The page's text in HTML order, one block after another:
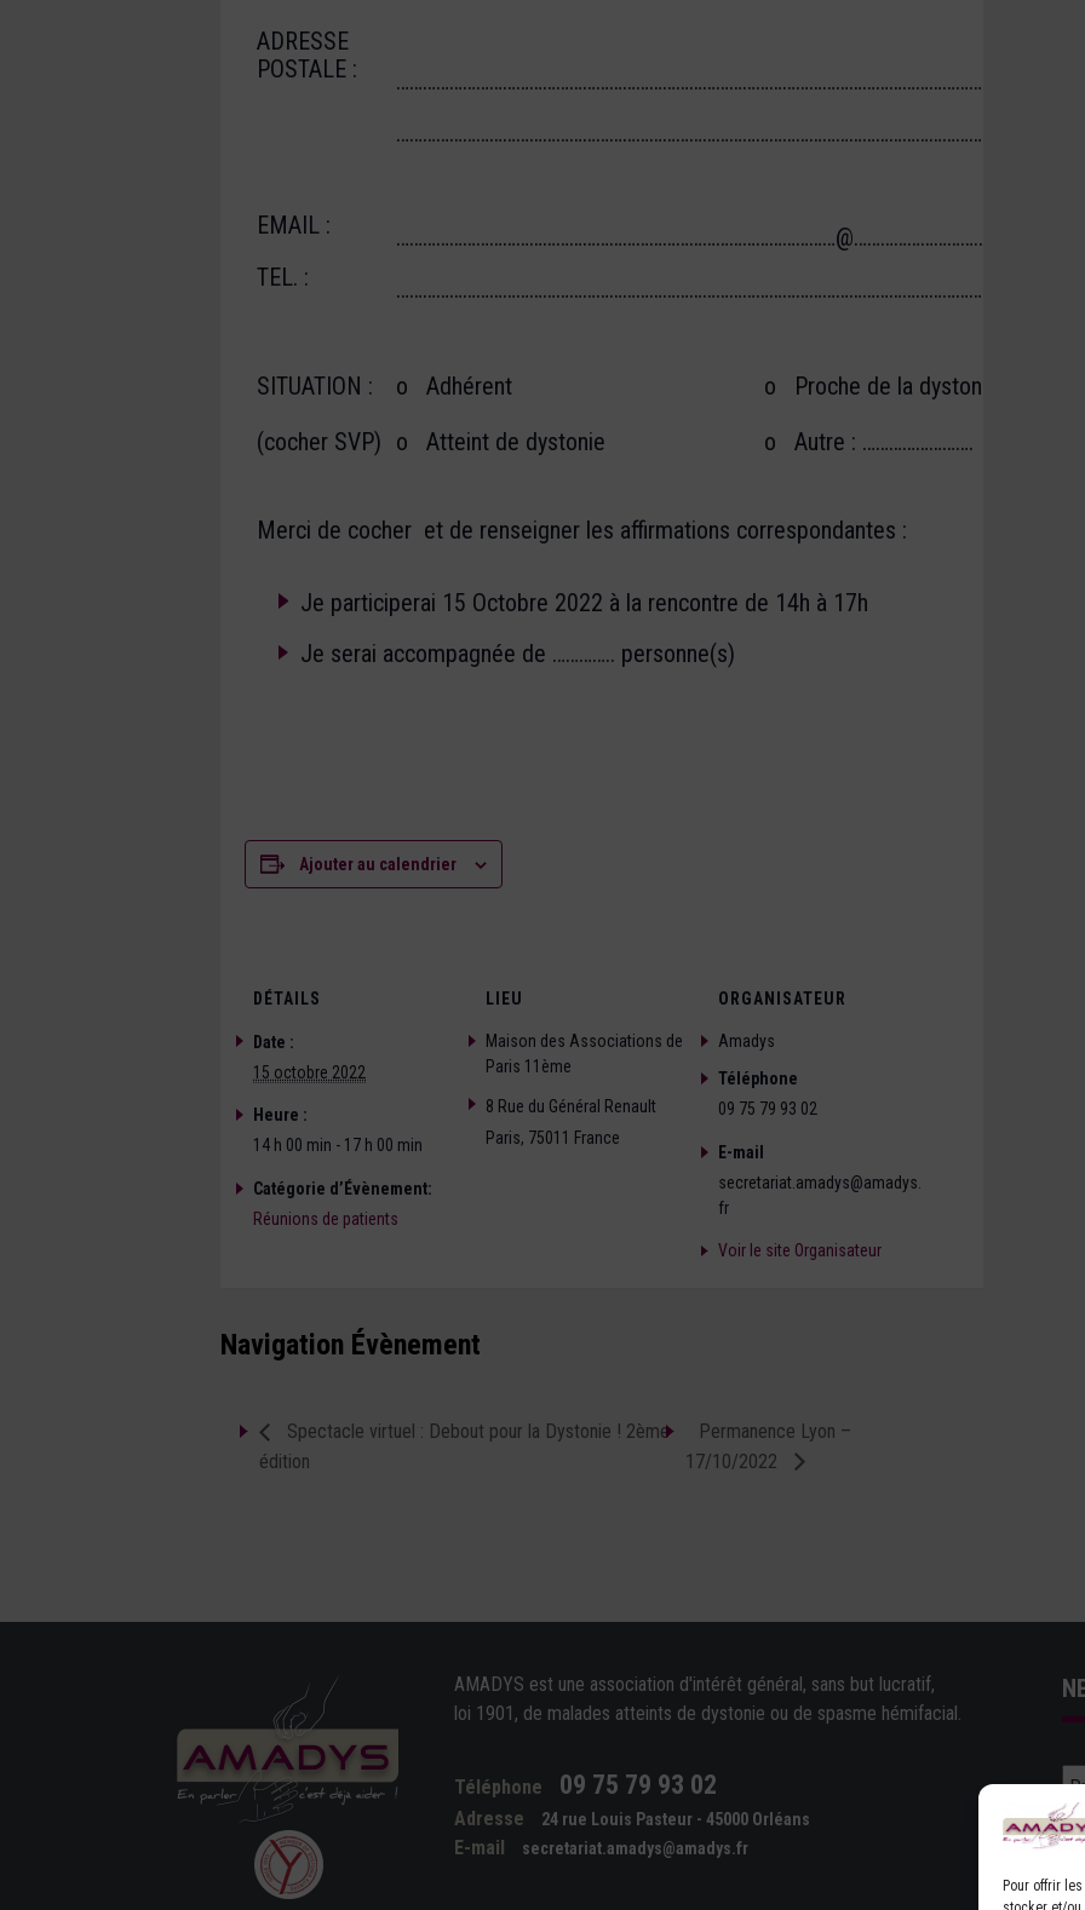
Pour offrir
ADRESSE
POSTALE :
EMAIL :
TEL. :
SITUATION :
(cocher SVP)
o Adhérent
o Atteint de dystonie
o Proche de la dystonie
o Autre : …………………….
Merci de cocher et de renseigner les affirmations correspondantes :
Je participerai 15 Octobre 2022 à la rencontre de 14h à 17h
Je serai accompagnée de ………….. personne(s)
Ajouter au calendrier
DÉTAILS
Date :
15 octobre 2022
Heure :
14 h 00 min - 17 h 00 min
Catégorie d’Évènement:
Réunions de patients
LIEU
Maison des Associations de
Paris 11ème
8 Rue du Général Renault
Paris, 75011 France
ORGANISATEUR
Amadys
Téléphone
09 75 79 93 02
E-mail
secretariat.amadys@amadys.
fr
Voir le site Organisateur
Navigation Évènement
Spectacle virtuel : Debout pour la Dystonie ! 2ème
édition
Permanence Lyon –
17/10/2022
AMADYS est une association d'intérêt général, sans but lucratif,
loi 1901, de malades atteints de dystonie ou de spasme hémifacial.
Téléphone 09 75 79 93 02
Adresse 24 rue Louis Pasteur - 45000 Orléans
E-mail secretariat.amadys@amadys.fr